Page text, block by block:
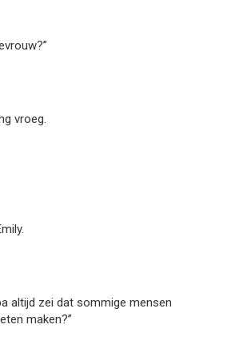
vroeg.
altijd zei dat sommige mensen
maken?”